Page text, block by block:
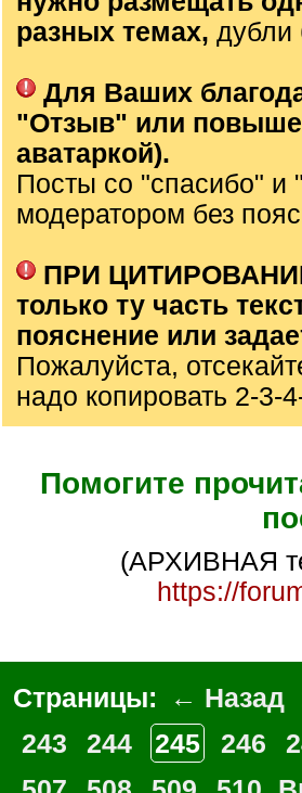
разных темах, дубли
Для Ваших
"Отзыв" или
аватаркой).
Посты со "спасибо" и
модератором без
ПРИ ЦИТИРОВАНИИ
только ту часть
пояснение или
Пожалуйста,
надо копировать 2-3-
Помогите
(АРХИВНАЯ
https://
Страницы: ← Назад
243
244 245 246